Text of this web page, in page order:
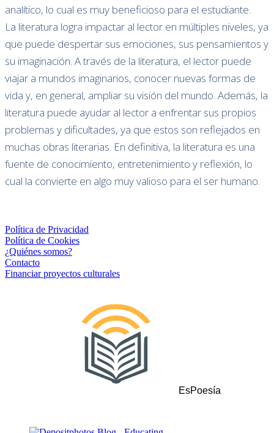
analítico, lo cual es muy beneficioso para el estudiante.
La literatura logra impactar al lector en múltiples niveles, ya
que puede despertar sus emociones, sus pensamientos y
su imaginación. A través de la literatura, el lector puede
viajar a mundos imaginarios, conocer nuevas formas de
vida y, en general, ampliar su visión del mundo. Además, la
literatura puede ayudar al lector a enfrentar sus propios
problemas y dificultades, ya que estos son reflejados en
muchas obras literarias. En definitiva, la literatura es una
fuente de conocimiento, entretenimiento y reflexión, lo
cual la convierte en algo muy valioso para el ser humano.
Política de Privacidad
Política de Cookies
¿Quiénes somos?
Contacto
Financiar proyectos culturales
EsPoesía